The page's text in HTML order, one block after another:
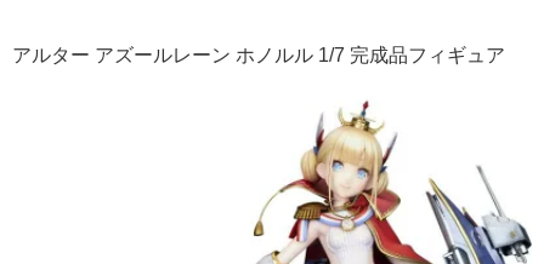
アルター アズールレーン ホノルル 1/7 完成品フィギュア